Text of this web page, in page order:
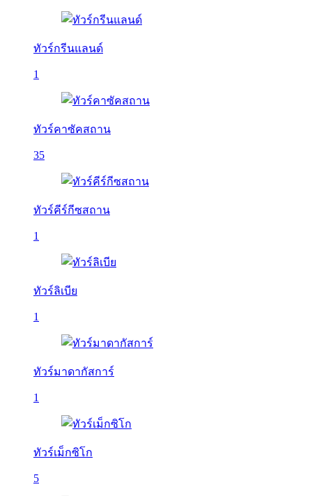
ทัวร์กรีนแลนด์
1
ทัวร์คาซัคสถาน
35
ทัวร์คีร์กีซสถาน
1
ทัวร์ลิเบีย
1
ทัวร์มาดากัสการ์
1
ทัวร์เม็กซิโก
5